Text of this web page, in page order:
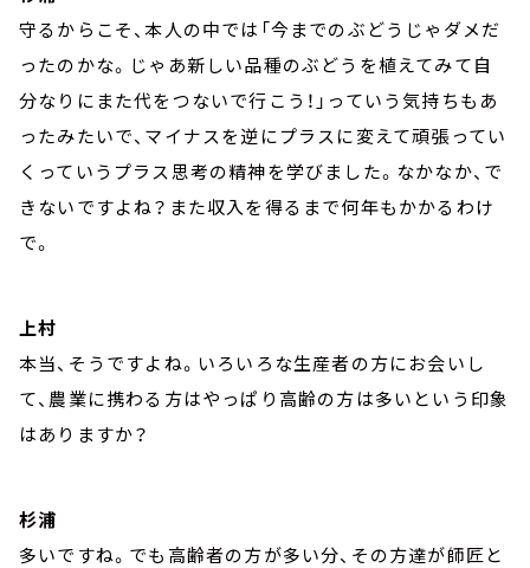
守るからこそ、本人の中では「今までのぶどうじゃダメだ
ったのかな。じゃあ新しい品種のぶどうを植えてみて自
分なりにまた代をつないで行こう！」っていう気持ちもあ
ったみたいで、マイナスを逆にプラスに変えて頑張ってい
くっていうプラス思考の精神を学びました。なかなか、で
きないですよね？また収入を得るまで何年もかかるわけ
で。
上村
本当、そうですよね。いろいろな生産者の方にお会いし
て、農業に携わる方はやっぱり高齢の方は多いという印象
はありますか？
杉浦
多いですね。でも高齢者の方が多い分、その方達が師匠と